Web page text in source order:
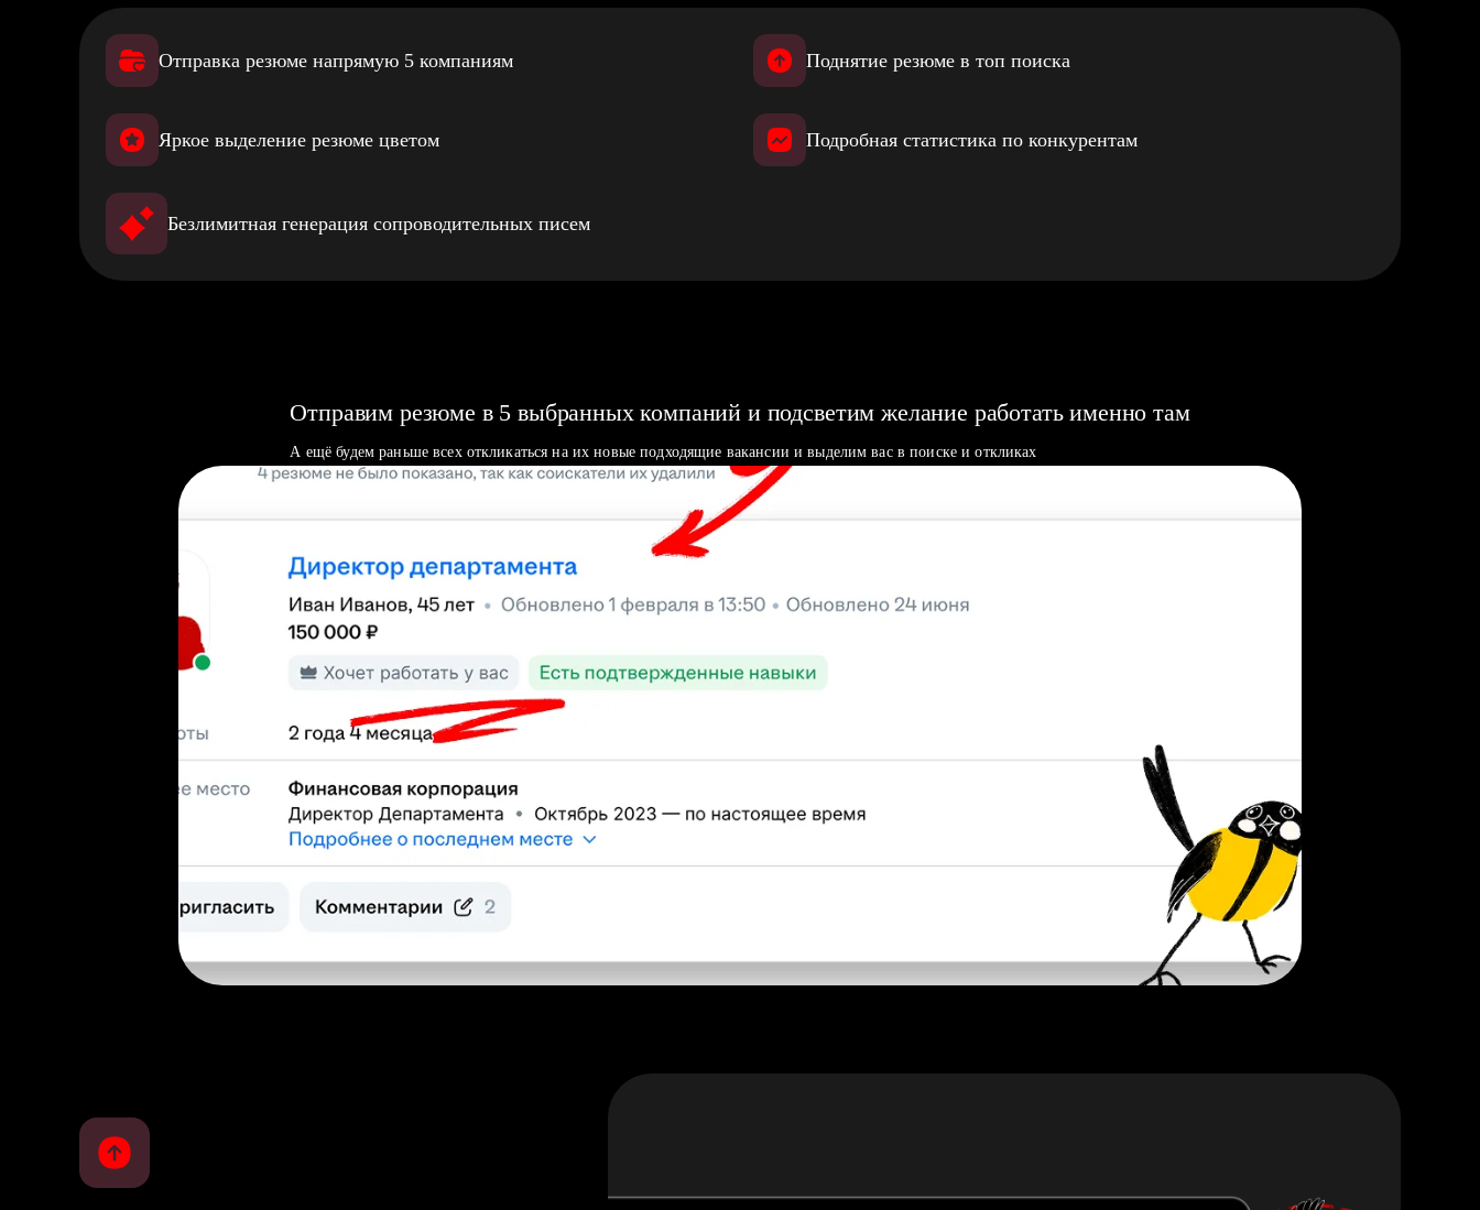
Отправка резюме напрямую 5 компаниям Поднятие резюме в топ поиска
Яркое выделение резюме цветом Подробная статистика по конкурентам
Безлимитная генерация сопроводительных писем
Отправим резюме в 5 выбранных компаний и подсветим желание работать именно там
А ещё будем раньше всех откликаться на их новые подходящие вакансии и выделим вас в поиске и откликах